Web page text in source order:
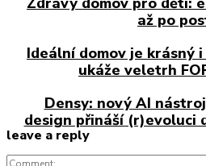
až po
Ideální domov je krásný
ukáže veletrh
Densy: nový AI
design přináší (r)evoluci
leave a reply